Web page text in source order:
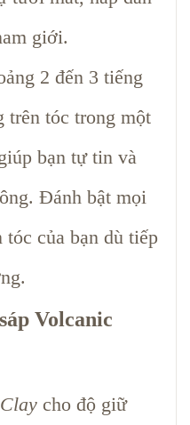
giới.
2 đến 3 tiếng
trên tóc trong một
bạn tự tin và
Đánh bật mọi
của bạn dù tiếp
Volcanic
cho độ giữ